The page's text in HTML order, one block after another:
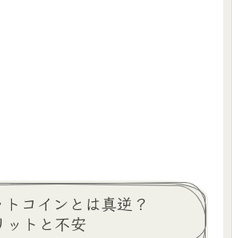
コインとは真逆？
ットと不安